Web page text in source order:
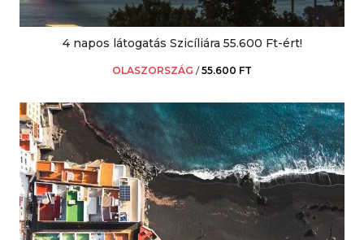
4 napos látogatás Szicíliára 55.600 Ft-ért!
OLASZORSZÁG /55.600 FT